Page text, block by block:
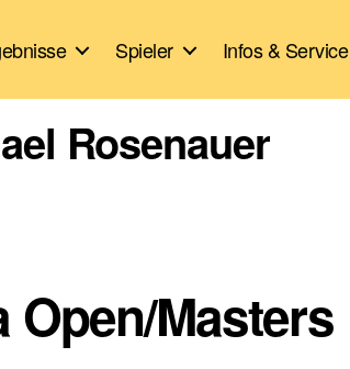
Spieler Infos & Service
Rosenauer
Open/Masters